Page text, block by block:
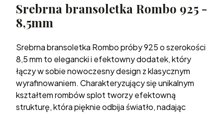
Srebrna bransoletka Rombo 925 -
8,5mm
Srebrna bransoletka Rombo próby 925 o szerokości
8,5 mm to elegancki i efektowny dodatek, który
łączy w sobie nowoczesny design z klasycznym
wyrafinowaniem. Charakteryzujący się unikalnym
kształtem rombów splot tworzy efektowną
strukturę, która pięknie odbija światło, nadając